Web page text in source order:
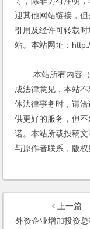
迎其他网站链接，
引用及经许可转载
站。本站网址：
本站所有内容（
成法律意见，本站
体法律事务时，请
供更好的服务，但
诺。本站所载投稿
与原作者联系，版权
上一篇
外资企业增加投资总额的申请得到批准，实际投入达不